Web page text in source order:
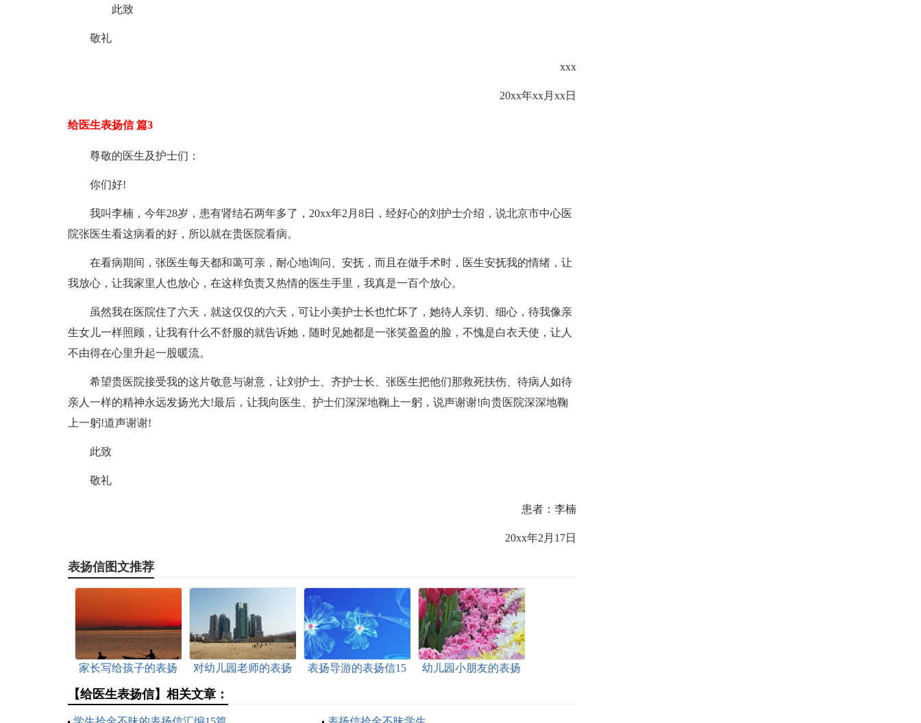
此致
敬礼
xxx
20xx年xx月xx日
给医生表扬信 篇3
尊敬的医生及护士们：
你们好!
我叫李楠，今年28岁，患有肾结石两年多了，20xx年2月8日，经好心的刘护士介绍，说北京市中心医
院张医生看这病看的好，所以就在贵医院看病。
在看病期间，张医生每天都和蔼可亲，耐心地询问、安抚，而且在做手术时，医生安抚我的情绪，让
我放心，让我家里人也放心，在这样负责又热情的医生手里，我真是一百个放心。
虽然我在医院住了六天，就这仅仅的六天，可让小美护士长也忙坏了，她待人亲切、细心，待我像亲
生女儿一样照顾，让我有什么不舒服的就告诉她，随时见她都是一张笑盈盈的脸，不愧是白衣天使，让人
不由得在心里升起一股暖流。
希望贵医院接受我的这片敬意与谢意，让刘护士、齐护士长、张医生把他们那救死扶伤、待病人如待
亲人一样的精神永远发扬光大!最后，让我向医生、护士们深深地鞠上一躬，说声谢谢!向贵医院深深地鞠
上一躬!道声谢谢!
此致
敬礼
患者：李楠
20xx年2月17日
表扬信图文推荐
家长写给孩子的表扬
对幼儿园老师的表扬
表扬导游的表扬信15
幼儿园小朋友的表扬
【给医生表扬信】相关文章：